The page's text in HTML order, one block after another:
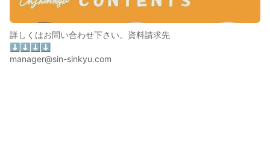
詳しくはお問い合わせ下さい。資料請求先
⬇️⬇️⬇️⬇️
manager@sin-sinkyu.com